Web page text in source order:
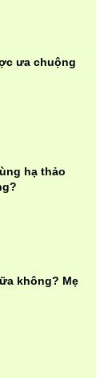
ưa chuộng
hạ thảo
không? Mẹ